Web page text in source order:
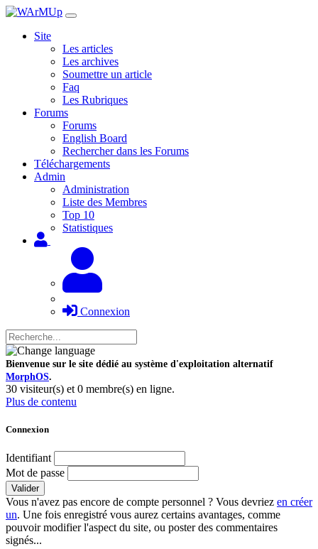
Site
Les articles
Les archives
Soumettre un article
Faq
Les Rubriques
Forums
Forums
English Board
Rechercher dans les Forums
Téléchargements
Admin
Administration
Liste des Membres
Top 10
Statistiques
Connexion
Bienvenue sur le site dédié au système d'exploitation alternatif
MorphOS.
30 visiteur(s) et 0 membre(s) en ligne.
Plus de contenu
Connexion
Identifiant
Mot de passe
Valider
Vous n'avez pas encore de compte personnel ? Vous devriez en créer
un. Une fois enregistré vous aurez certains avantages, comme
pouvoir modifier l'aspect du site, ou poster des commentaires
signés...